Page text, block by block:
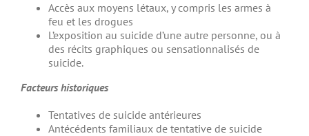
Accès aux moyens létaux, y compris les armes à
feu et les drogues
L’exposition au suicide d’une autre personne, ou à
des récits graphiques ou sensationnalisés de
suicide.
Facteurs historiques
Tentatives de suicide antérieures
Antécédents familiaux de tentative de suicide